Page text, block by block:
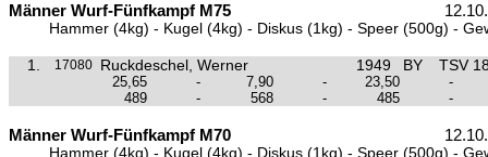
Männer Wurf-Fünfkampf M75
Hammer (4kg) - Kugel (4kg) - Diskus (1kg) - Speer (500g) -
1. 17080 Ruckdeschel, Werner 1949 BY TSV
25,65 - 7,90 - 23,50
-
489
- 568 - 485 -
Männer Wurf-Fünfkampf M70
Hammer (4kg) - Kugel (4kg) - Diskus (1kg) - Speer (500g) -